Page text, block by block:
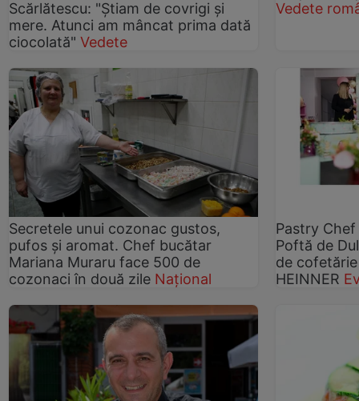
Scărlătescu: "Ştiam de covrigi şi
mere. Atunci am mâncat prima dată
ciocolată" Vedete
Vedete
Secretele unui cozonac gustos,
pufos și aromat. Chef bucătar
Mariana Muraru face 500 de
cozonaci în două zile Național
Pastry
Poftă de
de
HEINNER